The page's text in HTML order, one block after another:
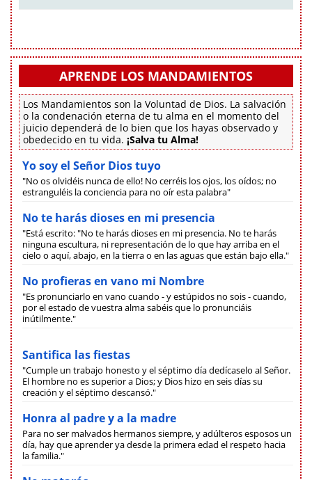
APRENDE LOS MANDAMIENTOS
Los Mandamientos son la Voluntad de Dios. La salvación
o la condenación eterna de tu alma en el momento del
juicio dependerá de lo bien que los hayas observado y
obedecido en tu vida. ¡Salva tu Alma!
Yo soy el Señor Dios tuyo
"No os olvidéis nunca de ello! No cerréis los ojos, los oídos; no
estranguléis la conciencia para no oír esta palabra"
No te harás dioses en mi presencia
"Está escrito: "No te harás dioses en mi presencia. No te harás
ninguna escultura, ni representación de lo que hay arriba en el
cielo o aquí, abajo, en la tierra o en las aguas que están bajo ella."
No profieras en vano mi Nombre
"Es pronunciarlo en vano cuando - y estúpidos no sois - cuando,
por el estado de vuestra alma sabéis que lo pronunciáis
inútilmente."
Santifica las fiestas
"Cumple un trabajo honesto y el séptimo día dedícaselo al Señor.
El hombre no es superior a Dios; y Dios hizo en seis días su
creación y el séptimo descansó."
Honra al padre y a la madre
Para no ser malvados hermanos siempre, y adúlteros esposos un
día, hay que aprender ya desde la primera edad el respeto hacia
la familia."